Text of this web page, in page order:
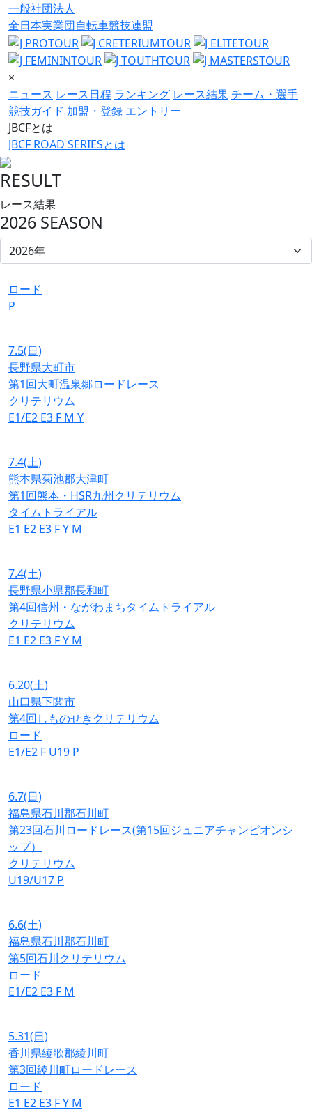
一般社団法人
全日本実業団自転車競技連盟
×
ニュース レース日程 ランキング レース結果チーム・選手
競技ガイド 加盟・登録 エントリー
JBCFとは
JBCF ROAD SERIESとは
RESULT
レース結果
2026 SEASON
ロード
P
7.5(日)
長野県大町市
第1回大町温泉郷ロードレース
クリテリウム
E1/E2 E3 F M Y
7.4(土)
熊本県菊池郡大津町
第1回熊本・HSR九州クリテリウム
タイムトライアル
E1 E2 E3 FY M
7.4(土)
長野県小県郡長和町
第4回信州・ながわまちタイムトライアル
クリテリウム
E1 E2 E3 FY M
6.20(土)
山口県下関市
第4回しものせきクリテリウム
ロード
E1/E2 F U19 P
6.7(日)
福島県石川郡石川町
第23回石川ロードレース(第15回ジュニアチャンピオンシ
ップ）
クリテリウム
U19/U17 P
6.6(土)
福島県石川郡石川町
第5回石川クリテリウム
ロード
E1/E2 E3 F M
5.31(日)
香川県綾歌郡綾川町
第3回綾川町ロードレース
ロード
E1 E2 E3 FY M